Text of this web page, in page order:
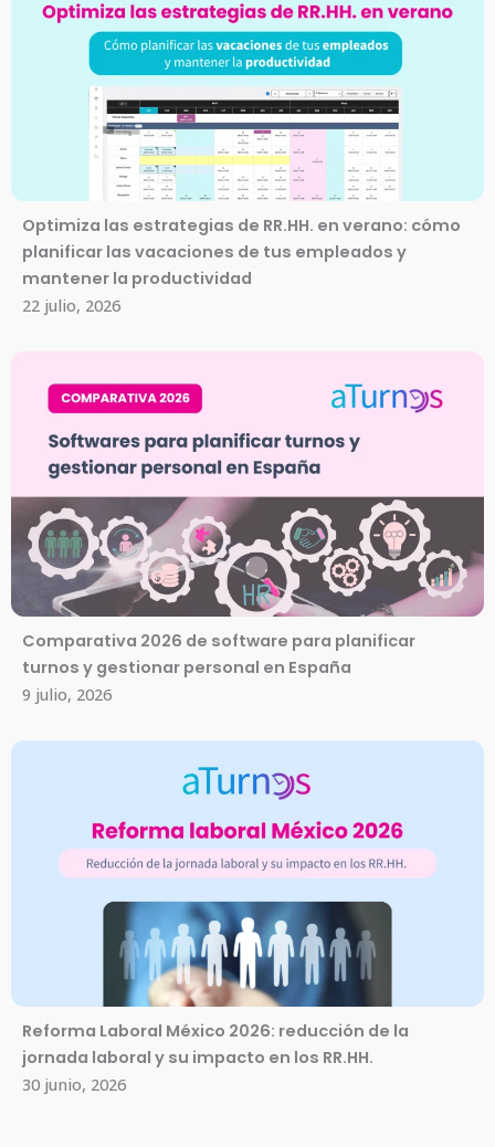
Optimiza las estrategias de RR.HH. en verano: cómo
planificar las vacaciones de tus empleados y
mantener la productividad
22 julio, 2026
Comparativa 2026 de software para planificar
turnos y gestionar personal en España
9 julio, 2026
Reforma Laboral México 2026: reducción de la
jornada laboral y su impacto en los RR.HH.
30 junio, 2026